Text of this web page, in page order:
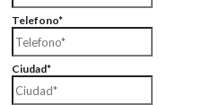
Telefono*
Ciudad*